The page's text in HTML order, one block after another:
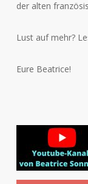
der alten
Lust auf mehr?
Eure Beatrice!